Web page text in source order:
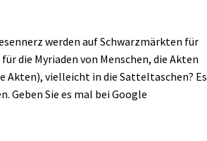
werden auf Schwarzmärkten für
die Myriaden von Menschen, die Akten
Akten), vielleicht in die Satteltaschen? Es
Geben Sie es mal bei Google